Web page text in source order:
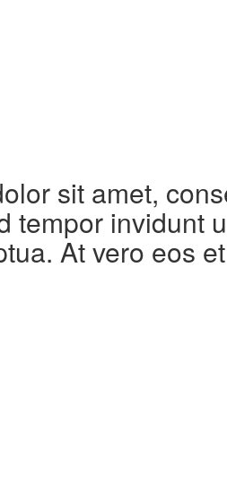
sit amet,
tempor invidunt
At vero eos